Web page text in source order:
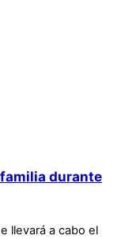
durante
llevará a cabo el